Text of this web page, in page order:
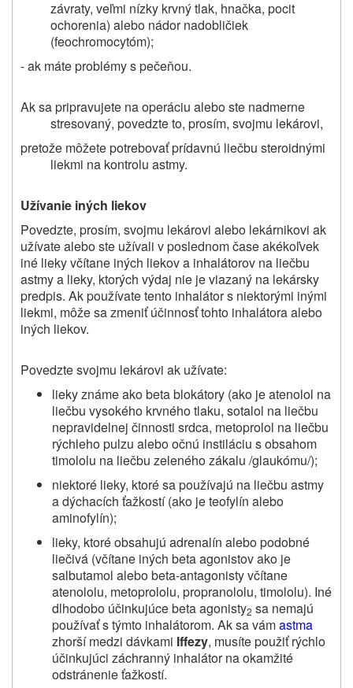
závraty, veľmi nízky krvný tlak, hnačka, pocit
ochorenia) alebo nádor nadobličiek
(feochromocytóm);
- ak máte problémy s pečeňou.
Ak sa pripravujete na operáciu alebo ste nadmerne
stresovaný, povedzte to, prosím, svojmu lekárovi,
pretože môžete potrebovať prídavnú liečbu steroidnými
liekmi na kontrolu astmy.
Užívanie iných liekov
Povedzte, prosím, svojmu lekárovi alebo lekárnikovi ak
užívate alebo ste užívali v poslednom čase akékoľvek
iné lieky včítane iných liekov a inhalátorov na liečbu
astmy a lieky, ktorých výdaj nie je viazaný na lekársky
predpis. Ak používate tento inhalátor s niektorými inými
liekmi, môže sa zmeniť účinnosť tohto inhalátora alebo
iných liekov.
Povedzte svojmu lekárovi ak užívate:
lieky známe ako beta blokátory (ako je atenolol na
liečbu vysokého krvného tlaku, sotalol na liečbu
nepravidelnej činnosti srdca, metoprolol na liečbu
rýchleho pulzu alebo očnú instiláciu s obsahom
timololu na liečbu zeleného zákalu /glaukómu/);
niektoré lieky, ktoré sa používajú na liečbu astmy
a dýchacích ťažkostí (ako je teofylín alebo
aminofylín);
lieky, ktoré obsahujú adrenalín alebo podobné
liečivá (včítane iných beta agonistov ako je
salbutamol alebo beta-antagonisty včítane
atenololu, metoprololu, propranololu, timololu). Iné
dlhodobo účinkujúce beta agonisty2 sa nemajú
používať s týmto inhalátorom. Ak sa vámastma
zhorší medzi dávkami Iffezy, musíte použiť rýchlo
účinkujúci záchranný inhalátor na okamžité
odstránenie ťažkostí.